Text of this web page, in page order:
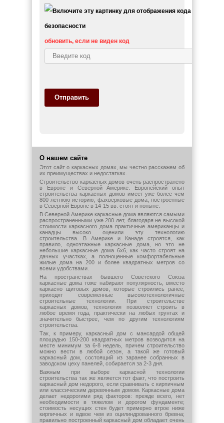
обновить, если не виден код
Отправить
О нашем сайте
Этот сайт о каркасных домах, мы честно расскажем об
их преимуществах и недостатках.
Строительство каркасных домов очень распространено
в Европе и Северной Америке. Европейский опыт
строительства каркасных домов имеет уже более чем
800 летнюю историю, фахверковые дома, построенные
в Северной Европе в 14-15 вв. стоят и поныне.
В Северной Америке каркасные дома являются самыми
распространенными уже 200 лет, благодаря не высокой
стоимости каркасного дома практичные американцы и
канадцы высоко оценили эту технологию
строительства. В Америке и Канаде строятся, как
правило, одноэтажные каркасные дома, но это не
небольшие каркасные дома 6х6, как часто строят на
дачных участках, а полноценные комфортабельные
жилые дома на 200 и более квадратных метров со
всеми удобствами.
На пространствах бывшего Советского Союза
каркасные дома тоже набирают популярность, вместо
каркасно щитовых домов, которые строились ранее,
приходят современные высокотехнологичные
строительные технологии. При строительстве
каркасных домов, технология позволяет строить в
любое время года, практически на любых грунтах и
значительно быстрее, чем по другим технологиям
строительства.
Так, к примеру, каркасный дом с мансардой общей
площадью 150-200 квадратных метров возводится на
месте минимум за 6-8 недель, причем строительство
можно вести в любой сезон, а такой же готовый
каркасный дом, состоящий из заранее собранных в
заводском цеху панелей, собирается за 2-3 дня.
Важным при выборе каркасной технологии
строительства так же является тот факт, что построить
каркасный дом недорого, если сравнивать с кирпичным
или классическим деревянным домом. Каркасные дома
делает недорогими ряд факторов: прежде всего, нет
необходимости в тяжелом и дорогом фундаменте;
стоимость несущих стен будет примерно втрое ниже
кирпичных и вдвое чем из оцилиндрованного бревна;
правильно построенный каркасный дом обладает очень